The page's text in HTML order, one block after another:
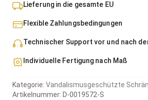
Lieferung in die gesamte EU
Flexible Zahlungsbedingungen
Technischer Support vor und nach
Individuelle Fertigung nach Maß
Artikelnummer: D-0019572-S
Kategorie: Vandalismusgeschützte